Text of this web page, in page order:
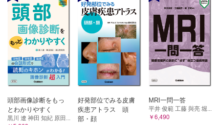
頭部画像診断をもっ
とわかりやすく
黒川 遼 神田 知紀 原田...
好発部位でみる皮膚
疾患アトラス 頭
部・顔
MRI一問一答
平井 俊範 工藤 與亮 堀...
￥6,490